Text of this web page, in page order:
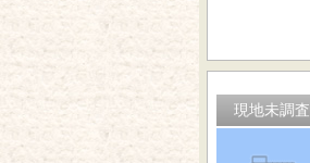
現地未調査